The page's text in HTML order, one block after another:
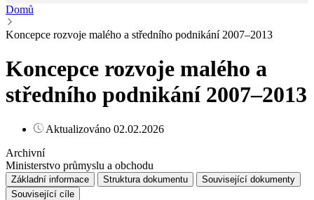
Domů
Koncepce rozvoje malého a středního podnikání 2007–2013
Koncepce rozvoje malého a
středního podnikání 2007–2013
Aktualizováno 02.02.2026
Archivní
Ministerstvo průmyslu a obchodu
Základní informace Struktura dokumentu
Související dokumenty
Související cíle